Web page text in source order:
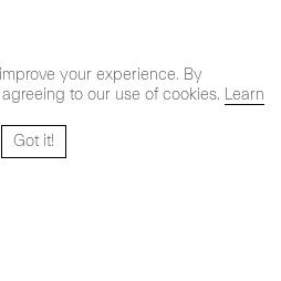
your experience. By
to our use of cookies. Learn
Got it!